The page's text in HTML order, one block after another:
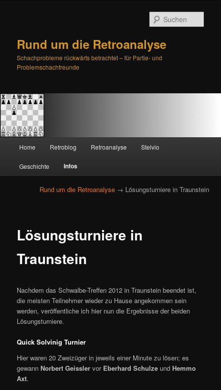
Rund um die Retroanalyse
Schachprobleme rückwärts betrachtet – für Partie- und
Problemschachfreunde
Zum
primären
Inhalt
Zum
sekundären
Inhalt
Home Retroblog Retroanalyse Stelvio
Geschichte Infos
Rund um die Retroanalyse → Lösungsturniere in Traunstein
Lösungsturniere in
Traunstein
Nachdem das Schwalbe-Treffen 2012 in Traunstein beendet ist,
die meisten Teilnehmer wieder zu Hause angekommen sein
werden, veröffentliche ich hier nun die Ergebnisse der beiden
Lösungsturniere.
Quick Solvinig Turnier
Hier waren 20 Zweizüger in jeweils einer Minute zu lösen; es
gewann Norbert Geissler vor Eberhard Schulze und Hemmo
Axt.